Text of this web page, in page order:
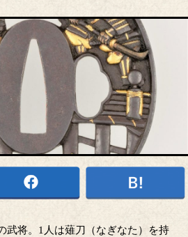
武将。1人は薙刀（なぎなた）を持